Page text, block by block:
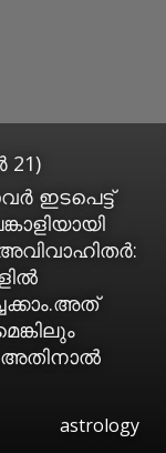
ഇടപെട്ട്
അതിനാല്‍
astrology